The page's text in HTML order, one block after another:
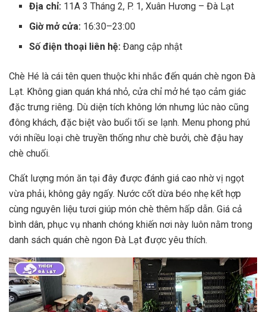
Địa chỉ: 11A 3 Tháng 2, P. 1, Xuân Hương – Đà Lạt
Giờ mở cửa: 16:30–23:00
Số điện thoại liên hệ: Đang cập nhật
Chè Hé là cái tên quen thuộc khi nhắc đến quán chè ngon Đà
Lạt. Không gian quán khá nhỏ, cửa chỉ mở hé tạo cảm giác
đặc trưng riêng. Dù diện tích không lớn nhưng lúc nào cũng
đông khách, đặc biệt vào buổi tối se lạnh. Menu phong phú
với nhiều loại chè truyền thống như chè bưởi, chè đậu hay
chè chuối.
Chất lượng món ăn tại đây được đánh giá cao nhờ vị ngọt
vừa phải, không gây ngấy. Nước cốt dừa béo nhẹ kết hợp
cùng nguyên liệu tươi giúp món chè thêm hấp dẫn. Giá cả
bình dân, phục vụ nhanh chóng khiến nơi này luôn nằm trong
danh sách quán chè ngon Đà Lạt được yêu thích.